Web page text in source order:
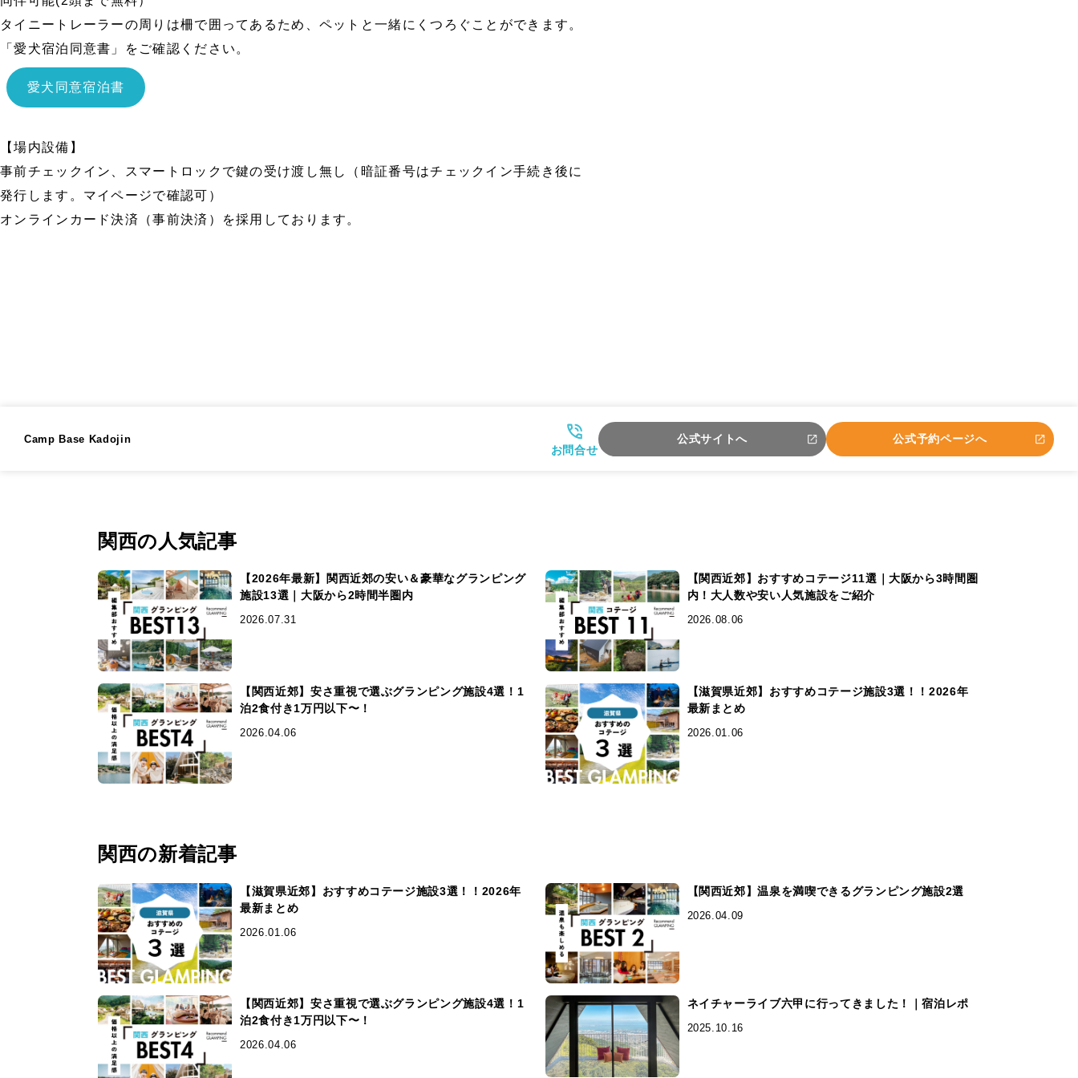
タイニートレーラーの周りは柵で囲ってあるため、ペットと一緒にくつろぐことができます。
「愛犬宿泊同意書」をご確認ください。
愛犬同意宿泊書
【場内設備】
事前チェックイン、スマートロックで鍵の受け渡し無し（暗証番号はチェックイン手続き後に
発行します。マイページで確認可）
オンラインカード決済（事前決済）を採用しております。
Camp Base Kadojin
お問合せ
公式サイトへ 公式予約ページへ
関西の人気記事
【2026年最新】関西近郊の安い＆豪華なグランピング
施設13選｜大阪から2時間半圏内
2026.07.31
【関西近郊】おすすめコテージ11選｜大阪から3時間圏
内！大人数や安い人気施設をご紹介
2026.08.06
【関西近郊】安さ重視で選ぶグランピング施設4選！1
泊2食付き1万円以下〜！
2026.04.06
【滋賀県近郊】おすすめコテージ施設3選！！2026年
最新まとめ
2026.01.06
関西の新着記事
【滋賀県近郊】おすすめコテージ施設3選！！2026年
最新まとめ
2026.01.06
【関西近郊】温泉を満喫できるグランピング施設2選
2026.04.09
【関西近郊】安さ重視で選ぶグランピング施設4選！1
泊2食付き1万円以下〜！
2026.04.06
ネイチャーライブ六甲に行ってきました！｜宿泊レポ
2025.10.16